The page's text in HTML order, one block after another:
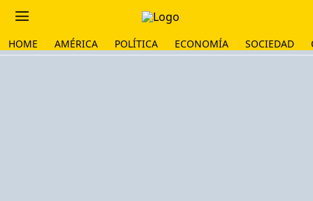
HOME AMÉRICA POLÍTICA ECONOMÍA SOCIEDAD